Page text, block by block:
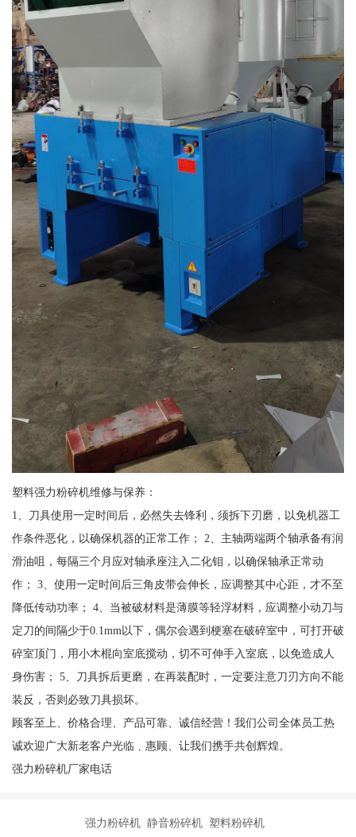
塑料强力粉碎机维修与保养：
1、刀具使用一定时间后，必然失去锋利，须拆下刃磨，以免机器工
作条件恶化，以确保机器的正常工作； 2、主轴两端两个轴承备有润
滑油咀，每隔三个月应对轴承座注入二化钼，以确保轴承正常动
作； 3、使用一定时间后三角皮带会伸长，应调整其中心距，才不至
降低传动功率； 4、当被破材料是薄膜等轻浮材料，应调整小动刀与
定刀的间隔少于0.1mm以下，偶尔会遇到梗塞在破碎室中，可打开破
碎室顶门，用小木棍向室底搅动，切不可伸手入室底，以免造成人
身伤害； 5、刀具拆后更磨，在再装配时，一定要注意刀刃方向不能
装反，否则必致刀具损坏。
顾客至上、价格合理、产品可靠、诚信经营！我们公司全体员工热
诚欢迎广大新老客户光临﹑惠顾、让我们携手共创辉煌。
强力粉碎机厂家电话
强力粉碎机 静音粉碎机 塑料粉碎机